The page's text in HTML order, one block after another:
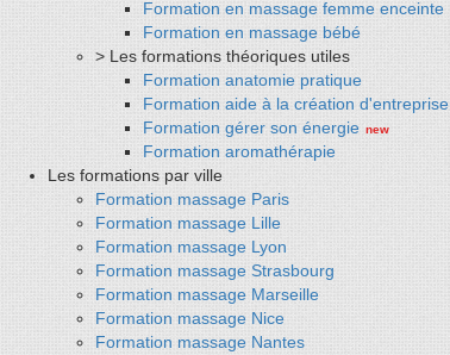
Formation en massage femme enceinte
Formation en massage bébé
> Les formations théoriques utiles
Formation anatomie pratique
Formation aide à la création d'entreprise
Formation gérer son énergie new
Formation aromathérapie
Les formations par ville
Formation massage Paris
Formation massage Lille
Formation massage Lyon
Formation massage Strasbourg
Formation massage Marseille
Formation massage Nice
Formation massage Nantes